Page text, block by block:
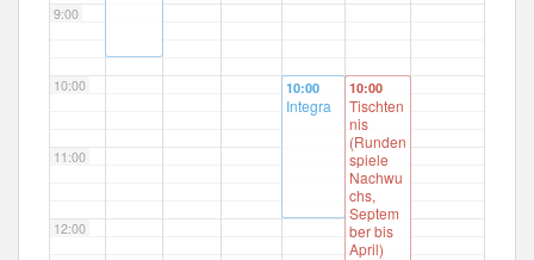
9:00
10:00
11:00
12:00
10:00
Integra
10:00
Tischten
nis
(Runden
spiele
Nachwu
chs,
Septem
ber bis
April)